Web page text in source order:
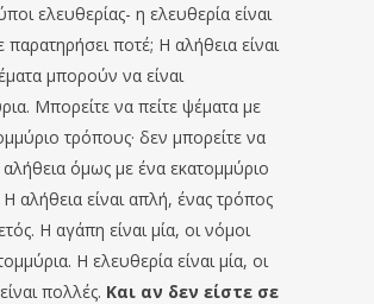
ελευθερίας- η ελευθερία είναι
παρατηρήσει ποτέ; Η αλήθεια είναι
μπορούν να είναι
Μπορείτε να πείτε ψέματα με
τρόπους· δεν μπορείτε να
αλήθεια όμως με ένα εκατομμύριο
αλήθεια είναι απλή, ένας τρόπος
Η αγάπη είναι μία, οι νόμοι
Η ελευθερία είναι μία, οι
πολλές. Και αν δεν είστε σε